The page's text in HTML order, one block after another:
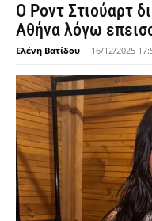
Ο Ροντ Στιούαρτ
Αθήνα λόγω
Ελένη Βατίδου - 16/12/2025